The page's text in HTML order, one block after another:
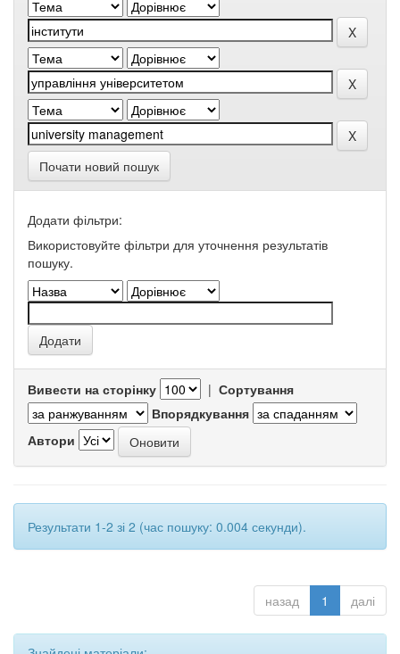
Почати новий пошук
Додати фільтри:
Використовуйте фільтри для уточнення результатів
пошуку.
Вивести на сторінку | Сортування
Впорядкування
Автори
Результати 1-2 зі 2 (час пошуку: 0.004 секунди).
назад 1 далі